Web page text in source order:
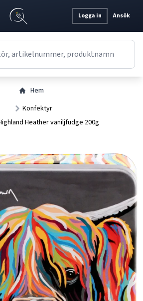
Logga in Ansök
Hem
Konfektyr
Heather vaniljfudge 200g